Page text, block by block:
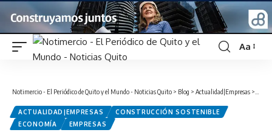
Font
Aa
Notimercio - El Periódico de Quito y el Mundo - Noticias Quito > Blog > Actualidad|Empresas >
ACTUALIDAD|EMPRESAS
CONSTRUCCIÓN SOSTENIBLE
ECONOMÍA
EMPRESAS